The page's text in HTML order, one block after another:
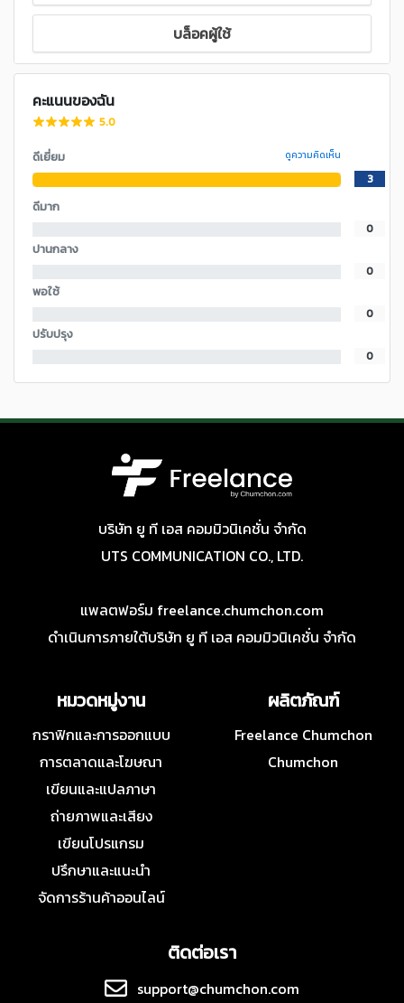
บล็อคผู้ใช้
คะแนนของฉัน
5.0
ดีเยี่ยม ดูความคิดเห็น
3
ดีมาก
0
ปานกลาง
0
พอใช้
0
ปรับปรุง
0
บริษัท ยู ที เอส คอมมิวนิเคชั่น จำกัด
UTS COMMUNICATION CO., LTD.
แพลตฟอร์ม freelance.chumchon.com
ดำเนินการภายใต้บริษัท ยู ที เอส คอมมิวนิเคชั่น จำกัด
หมวดหมู่งาน
กราฟิกและการออกแบบ
การตลาดและโฆษณา
เขียนและแปลภาษา
ถ่ายภาพและเสียง
เขียนโปรแกรม
ปรึกษาและแนะนำ
จัดการร้านค้าออนไลน์
ผลิตภัณฑ์
Freelance Chumchon
Chumchon
ติดต่อเรา
support@chumchon.com